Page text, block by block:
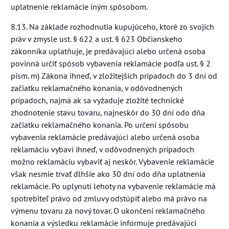
uplatnenie reklamácie iným spôsobom.
8.13. Na základe rozhodnutia kupujúceho, ktoré zo svojich
práv v zmysle ust. § 622 a ust. § 623 Občianskeho
zákonníka uplatňuje, je predávajúci alebo určená osoba
povinná určiť spôsob vybavenia reklamácie podľa ust. § 2
písm. m) Zákona ihneď, v zložitejších prípadoch do 3 dní od
začiatku reklamačného konania, v odôvodnených
prípadoch, najmä ak sa vyžaduje zložité technické
zhodnotenie stavu tovaru, najneskôr do 30 dní odo dňa
začiatku reklamačného konania. Po určení spôsobu
vybavenia reklamácie predávajúci alebo určená osoba
reklamáciu vybaví ihneď, v odôvodnených prípadoch
možno reklamáciu vybaviť aj neskôr. Vybavenie reklamácie
však nesmie trvať dlhšie ako 30 dní odo dňa uplatnenia
reklamácie. Po uplynutí lehoty na vybavenie reklamácie má
spotrebiteľ právo od zmluvy odstúpiť alebo má právo na
výmenu tovaru za nový tovar. O ukončení reklamačného
konania a výsledku reklamácie informuje predávajúci